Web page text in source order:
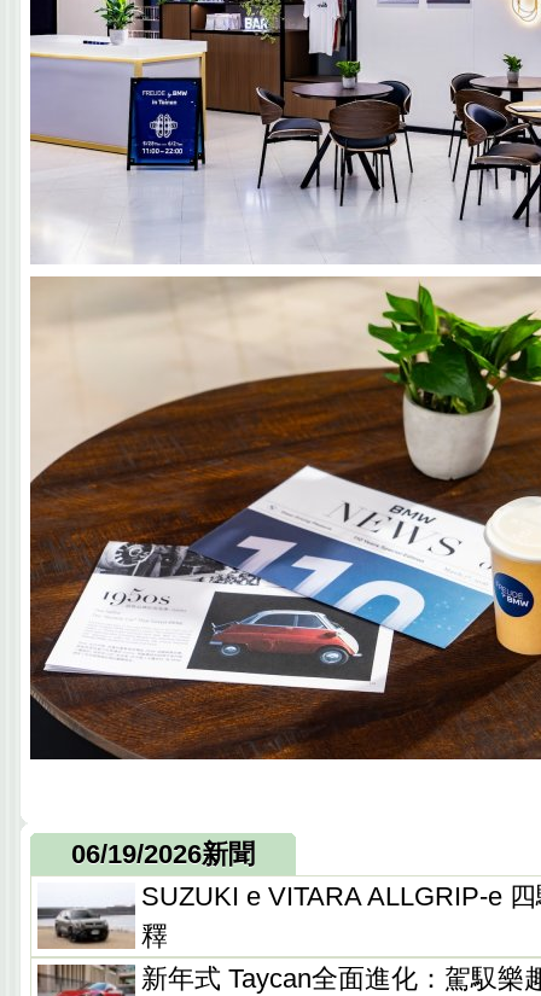
06/19/2026新聞
SUZUKI e VITARA ALLGRIP-e
釋
新年式 Taycan全面進化：駕馭樂